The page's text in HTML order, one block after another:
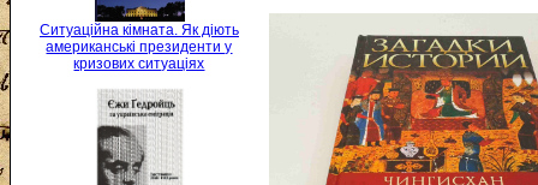
Ситуаційна кімната. Як діють
американські президенти у
кризових ситуаціях